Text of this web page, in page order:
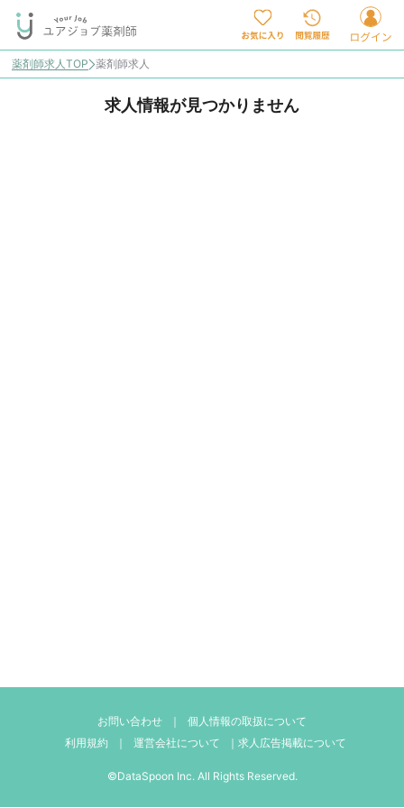
薬剤師求人TOP 薬剤師求人
求人情報が見つかりません
お問い合わせ ｜
個人情報の取扱について
利用規約
｜ 運営会社について ｜ 求人広告掲載について
©DataSpoon Inc. All Rights Reserved.